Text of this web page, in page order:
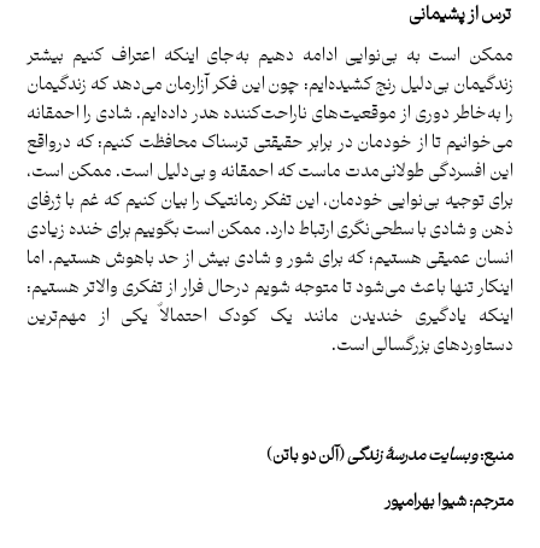
ترس از پشیمانی
ممکن است به بی‌نوایی ادامه دهیم به‌جای اینکه اعتراف کنیم بیشتر
زندگیمان بی‌دلیل رنج کشیده‌ایم: چون این فکر آزارمان می‌دهد که زندگیمان
را به‌خاطر دوری از موقعیت‌های ناراحت‌کننده هدر داده‌ایم. شادی را احمقانه
می‌خوانیم تا از خودمان در برابر حقیقتی ترسناک محافظت کنیم: که درواقع
این افسردگی طولانی‌مدت ماست که احمقانه و بی‌دلیل است. ممکن است،
برای توجیه بی‌نوایی خودمان، این تفکر رمانتیک را بیان کنیم که غم با ژرفای
ذهن و شادی با سطحی‌نگری ارتباط دارد. ممکن است بگوییم برای خنده زیادی
انسان عمیقی هستیم؛ که برای شور و شادی بیش‌ از حد باهوش هستیم. اما
اینکار تنها باعث می‌شود تا متوجه شویم درحال فرار از تفکری والاتر هستیم:‌
اینکه یادگیری خندیدن مانند یک کودک احتمالاٌ یکی از مهم‌ترین
دستاوردهای بزرگسالی است.
منبع:وبسایت مدرسۀ زندگی(آلن دو باتن)
مترجم: شیوا بهرامپور